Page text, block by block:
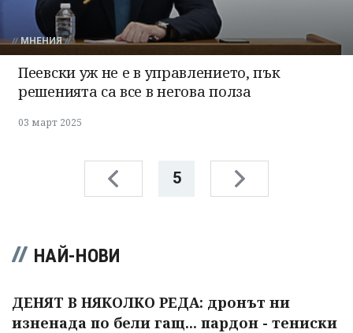
МНЕНИЯ
Пеевски уж не е в управлението, пък
решенията са все в негова полза
03 март 2025
5
НАЙ-НОВИ
ДЕНЯТ В НЯКОЛКО РЕДА: дронът ни
изненада по бели гащ... пардон - тениски